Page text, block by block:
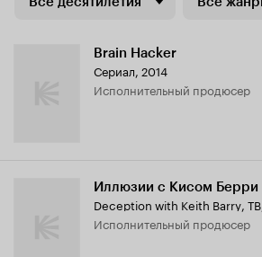
Brain Hacker
Сериал, 2014
исполнительный продюсер
Иллюзии с Кисом Берри
Deception with Keith Barry,
исполнительный продюсер